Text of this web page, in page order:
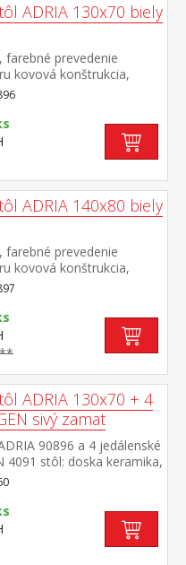
ADRIA 130x70 biely
farebné prevedenie
kovová konštrukcia,
čierna
ADRIA 140x80 biely
farebné prevedenie
kovová konštrukcia,
čierna
ADRIA 130x70 + 4
sivý zamat
90896 a 4 jedálenské
4091 stôl: doska keramika,
imitácia
konštrukcia, farebné
stolička: zamatový poťah,
sivá kovová
prevedenie